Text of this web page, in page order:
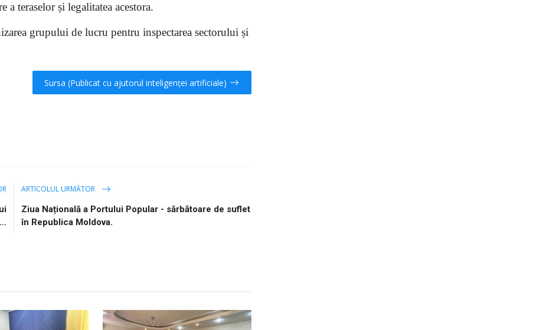
teraselor și legalitatea acestora.
grupului de lucru pentru inspectarea sectorului și
Sursa (Publicat cu ajutorul inteligenței artificiale)
ARTICOLUL URMĂTOR
Ziua Națională a Portului Popular - sărbătoare de suflet
în Republica Moldova.